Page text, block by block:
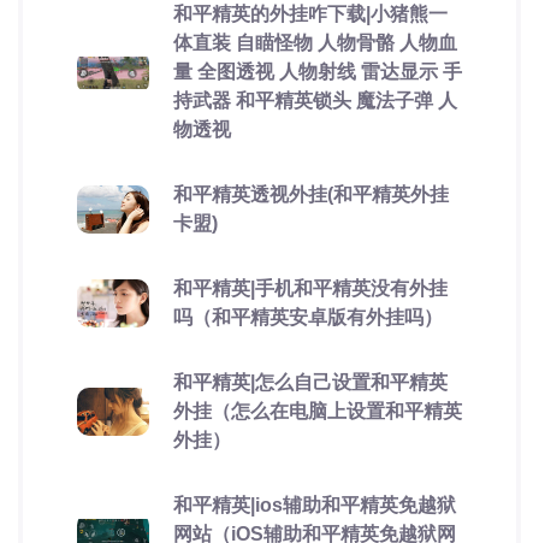
和平精英的外挂咋下载|小猪熊一
体直装 自瞄怪物 人物骨骼 人物血
量 全图透视 人物射线 雷达显示 手
持武器 和平精英锁头 魔法子弹 人
物透视
和平精英透视外挂(和平精英外挂
卡盟)
和平精英|手机和平精英没有外挂
吗（和平精英安卓版有外挂吗）
和平精英|怎么自己设置和平精英
外挂（怎么在电脑上设置和平精英
外挂）
和平精英|ios辅助和平精英免越狱
网站（iOS辅助和平精英免越狱网